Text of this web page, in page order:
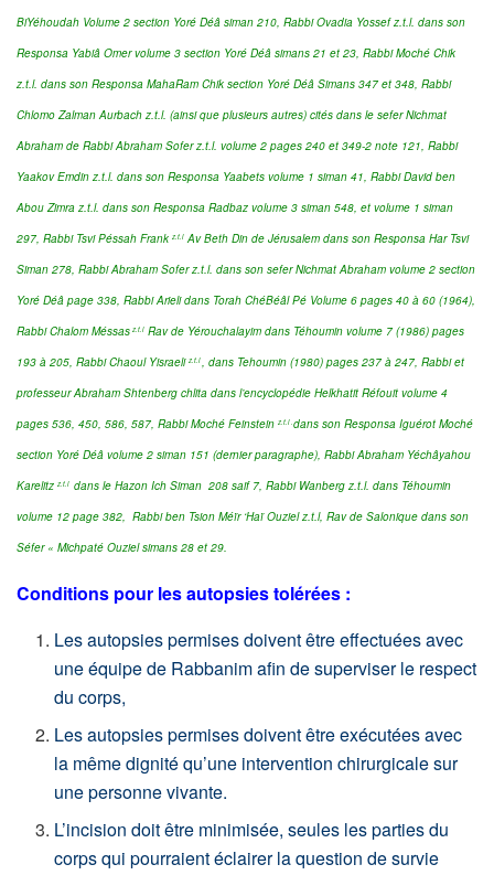
BiYéhoudah Volume 2 section Yoré Déâ siman 210 , Rabbi Ovadia Yossef z.t.l. dans son
Responsa Yabiâ Omer volume 3 section Yoré Déâ simans 21 et 23, Rabbi Moché Chik
z.t.l. dans son Responsa MahaRam Chik section Yoré Déâ Simans 347 et 348, Rabbi
Chlomo Zalman Aurbach z.t.l. (ainsi que plusieurs autres) cités dans le sefer Nichmat
Abraham de Rabbi Abraham Sofer z.t.l. volume 2 pages 240 et 349-2 note 121, Rabbi
Yaakov Emdin z.t.l. dans son Responsa Yaabets volume 1 siman 41, Rabbi David ben
Abou Zimra z.t.l. dans son Responsa Radbaz volume 3 siman 548, et volume 1 siman
297, Rabbi Tsvi Péssah Frank z.t.l Av Beth Din de Jérusalem dans son Responsa Har Tsvi
Siman 278, Rabbi Abraham Sofer z.t.l. dans son sefer Nichmat Abraham volume 2 section
Yoré Déâ page 338, Rabbi Arieli dans Torah ChéBéâl Pé Volume 6 pages 40 à 60 (1964)
Rabbi Chalom Méssas z.t.l Rav de Yérouchalayim dans Téhoumin volume 7 (1986) pages
193 à 205, Rabbi Chaoul Yisraeli z.t.l , dans Tehoumin (1980) pages 237 à 247, Rabbi et
professeur Abraham Shtenberg chlita dans l’encyclopédie Helkhatit Réfouit volume 4
pages 536, 450, 586, 587, Rabbi Moché Feinstein z.t.l .dans son Responsa Iguérot Moché
section Yoré Déâ volume 2 siman 151 (dernier paragraphe), Rabbi Abraham Yéchâyahou
Karelitz z.t.l dans le Hazon Ich Siman 208 saif 7, Rabbi Wanberg z.t.l. dans Téhoumin
volume 12 page 382, Rabbi ben Tsion Méïr ‘Haï Ouziel z.t.l, Rav de Salonique dans son
Séfer « Michpaté Ouziel simans 28 et 29.
Conditions pour les autopsies tolérées :
Les autopsies permises doivent être effectuées avec
une équipe de Rabbanim afin de superviser le respect
du corps,
Les autopsies permises doivent être exécutées avec
la même dignité qu’une intervention chirurgicale sur
une personne vivante.
L’incision doit être minimisée, seules les parties du
corps qui pourraient éclairer la question de survie